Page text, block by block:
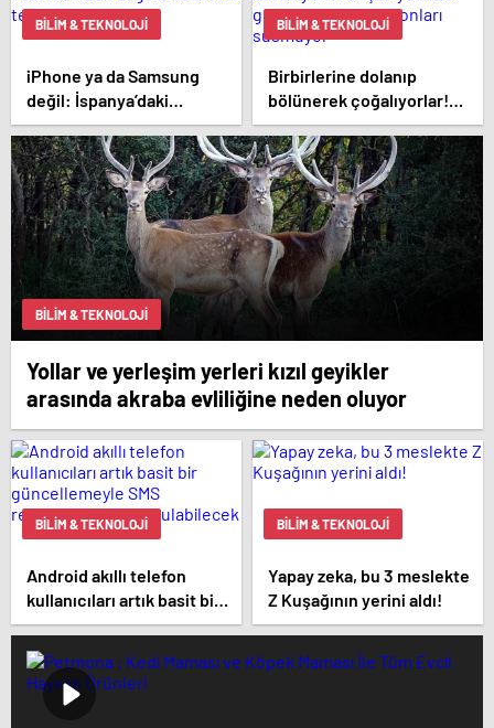
BILIM & TEKNOLOJI
iPhone ya da Samsung
değil: İspanya’daki
elektrik kesintisinden sağ
kurtulan tek telefonlar
bunlar!
BILIM & TEKNOLOJI
Birbirlerine dolanıp
bölünerek çoğalıyorlar!
Almanya’nın birçok
yerinde görüldü, ihbar
telefonları susmuyor
BILIM & TEKNOLOJI
Yollar ve yerleşim yerleri kızıl geyikler
arasında akraba evliliğine neden oluyor
BILIM & TEKNOLOJI
Android akıllı telefon
kullanıcıları artık basit bir
güncellemeyle SMS
reklamlarından
kurtulabilecek
BILIM & TEKNOLOJI
Yapay zeka, bu 3 meslekte
Z Kuşağının yerini aldı!